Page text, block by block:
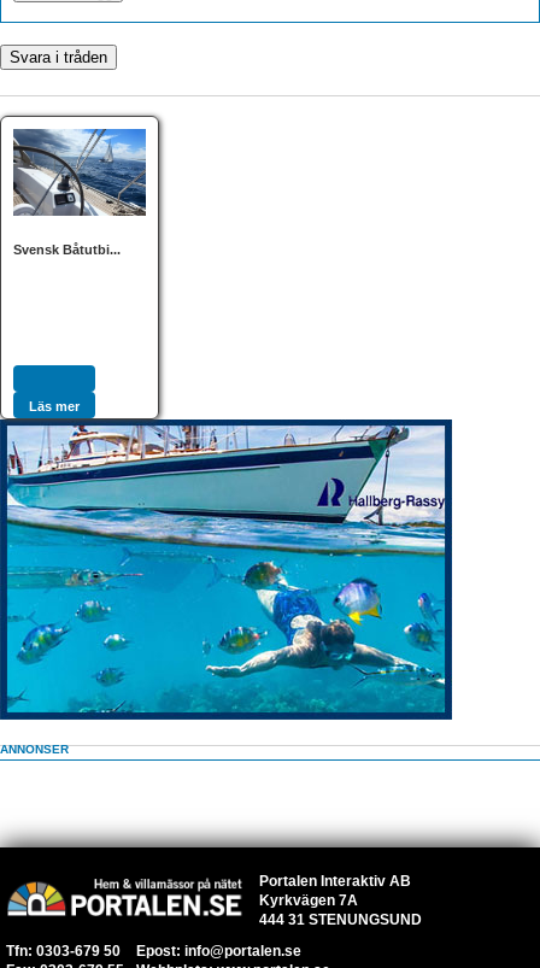
Svensk Båtutbi...
Läs mer
ANNONSER
Portalen Interaktiv AB
Kyrkvägen 7A
444 31 STENUNGSUND
Tfn: 0303-679 50
Epost: info@portalen.se